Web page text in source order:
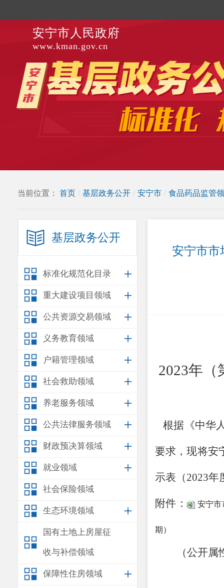
安宁市人民政府
www.kman.gov.cn
当前位置： 首页 / 基层政务公开 / 安宁市 / 食品药品监管
基层政务公开
标准化规范化目录
重大建设项目领域
公共资源交易领域
义务教育领域
户籍管理领域
社会救助领域
养老服务领域
公共法律服务领域
财政预决算领域
就业领域
社会保险领域
生态环境领域
国有土地上房屋征
收与补偿领域
保障性住房领域
安宁市市
2023年 （
根据《中华
要求，现将安
示表（2023年
附件： 安宁市
期）
（公开